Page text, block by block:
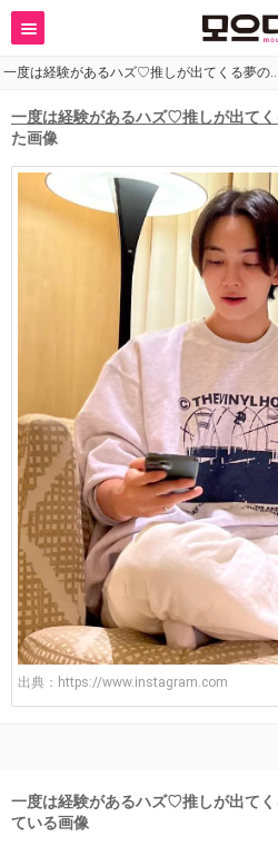
一度は経験があるハズ♡推しが出てくる夢の…
一度は経験があるハズ♡推しが出てく
た画像
出典： https://www.instagram.com
一度は経験があるハズ♡推しが出て
ている画像